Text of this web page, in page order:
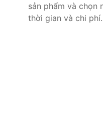
sản phẩm và chọn
thời gian và chi phí.